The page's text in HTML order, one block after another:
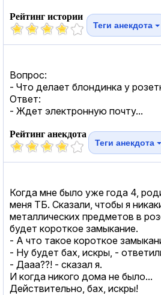
Рейтинг истории
Теги анекдота
Вопрос:
- Что делает блондинка у
Ответ:
- Ждет электронную почту...
Рейтинг анекдота
Теги анекдота
Когда мне было уже года 4,
меня ТБ. Сказали, чтобы я
металлических предметов в
будет короткое замыкание.
- А что такое короткое
- Ну будет бах, искры, -
- Дааа??! - сказал я.
И когда никого дома не было...
Действительно, бах, искры!